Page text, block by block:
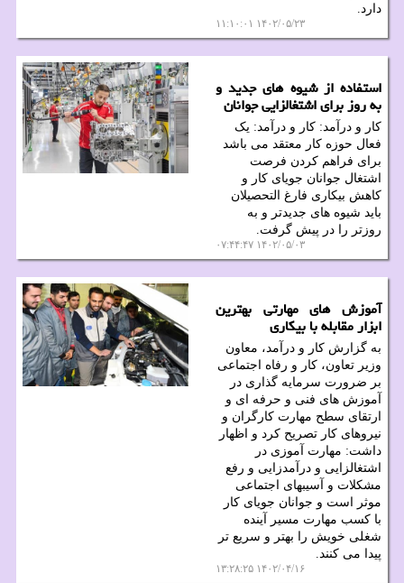
دارد.
۱۴۰۲/۰۵/۲۳ ۱۱:۱۰:۰۱
استفاده از شیوه های جدید و
به روز برای اشتغالزایی جوانان
کار و درآمد: کار و درآمد: یک
فعال حوزه کار معتقد می باشد
برای فراهم کردن فرصت
اشتغال جوانان جویای کار و
کاهش بیکاری فارغ التحصیلان
باید شیوه های جدیدتر و به
روزتر را در پیش گرفت.
۱۴۰۲/۰۵/۰۳ ۰۷:۴۴:۴۷
آموزش های مهارتی بهترین
ابزار مقابله با بیکاری
به گزارش کار و درآمد، معاون
وزیر تعاون، کار و رفاه اجتماعی
بر ضرورت سرمایه گذاری در
آموزش های فنی و حرفه ای و
ارتقای سطح مهارت کارگران و
نیروهای کار تصریح کرد و اظهار
داشت: مهارت آموزی در
اشتغالزایی و درآمدزایی و رفع
مشکلات و آسیبهای اجتماعی
موثر است و جوانان جویای کار
با کسب مهارت مسیر آینده
شغلی خویش را بهتر و سریع تر
پیدا می کنند.
۱۴۰۲/۰۴/۱۶ ۱۳:۲۸:۲۵